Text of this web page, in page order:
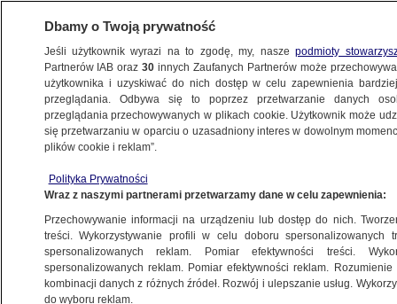
BIZNES
Z KRAJU
Zobacz, jak zabezpieczysz się za darmo
29.08.2016, 14:49
Udostępnij
Dbamy o Twoją prywatność
Jeśli użytkownik wyrazi na to zgodę, my, naszepodmioty
Partnerów IAB oraz30 innych Zaufanych Partnerów może
użytkownika i uzyskiwać do nich dostęp w celu zapewnienia
przeglądania. Odbywa się to poprzez przetwarzanie danych
przeglądania przechowywanych w plikach cookie. Użytkownik może
się przetwarzaniu w oparciu o uzasadniony interes w dowolnym
plików cookie i reklam”.
Polityka Prywatności
Wraz z naszymi partnerami przetwarzamy dane w celu zapewnienia:
Przechowywanie informacji na urządzeniu lub dostęp do nich.
treści. Wykorzystywanie profili w celu doboru spersonalizowanych
spersonalizowanych reklam. Pomiar efektywności treści.
spersonalizowanych reklam. Pomiar efektywności reklam.
kombinacji danych z różnych źródeł. Rozwój i ulepszanie usług.
do wyboru reklam.